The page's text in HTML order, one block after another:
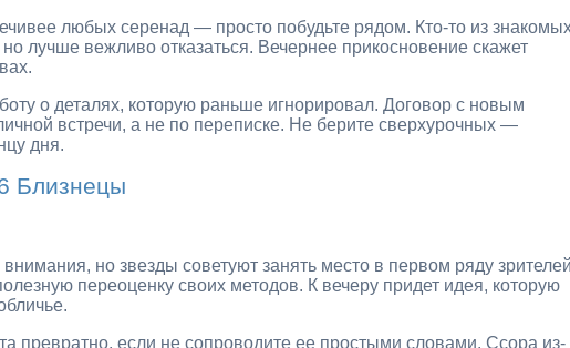
любых серенад — просто побудьте рядом. Кто-то из
лучше вежливо отказаться. Вечернее прикосновение скажет
о деталях, которую раньше игнорировал. Договор с новым
встречи, а не по переписке. Не берите сверхурочных —
дня.
Близнецы
но звезды советуют занять место в первом ряду
переоценку своих методов. К вечеру придет идея, которую
превратно, если не сопроводите ее простыми словами. Ссора из-